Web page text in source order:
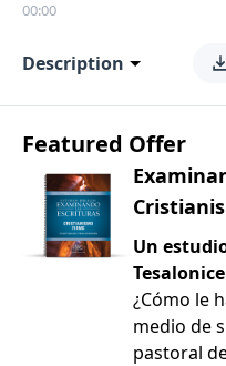
00:00
Description
Featured Offer
Un
¿Cómo le
medio de
pastoral